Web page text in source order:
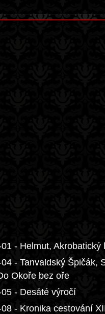
- Helmut, Akrobatický
- Tanvaldský Špičák,
Okoře bez oře
- Desáté výročí
- Kronika cestování